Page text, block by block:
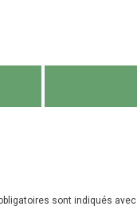
sont indiqués avec